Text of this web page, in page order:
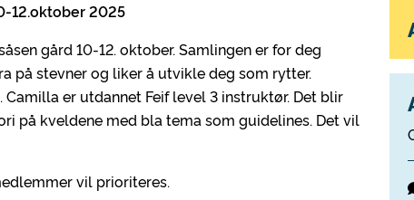
12.oktober 2025
gård 10-12. oktober. Samlingen er for deg
på stevner og liker å utvikle deg som rytter.
er utdannet Feif level 3 instruktør. Det blir
på kveldene med bla tema som guidelines. Det vil
vil prioriteres.